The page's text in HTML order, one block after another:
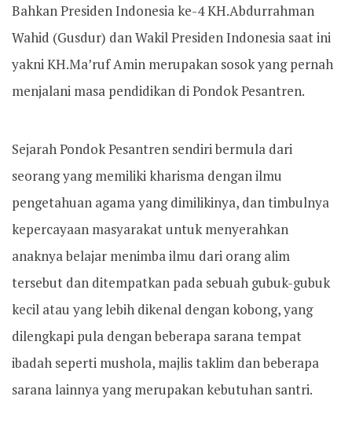
Bahkan Presiden Indonesia ke-4 KH.Abdurrahman
Wahid (Gusdur) dan Wakil Presiden Indonesia saat ini
yakni KH.Ma’ruf Amin merupakan sosok yang pernah
menjalani masa pendidikan di Pondok Pesantren.
Sejarah Pondok Pesantren sendiri bermula dari
seorang yang memiliki kharisma dengan ilmu
pengetahuan agama yang dimilikinya, dan timbulnya
kepercayaan masyarakat untuk menyerahkan
anaknya belajar menimba ilmu dari orang alim
tersebut dan ditempatkan pada sebuah gubuk-gubuk
kecil atau yang lebih dikenal dengan kobong, yang
dilengkapi pula dengan beberapa sarana tempat
ibadah seperti mushola, majlis taklim dan beberapa
sarana lainnya yang merupakan kebutuhan santri.